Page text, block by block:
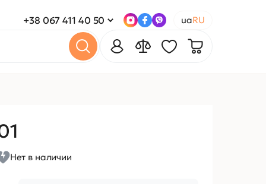
+38 067 411 40 50 uaRU
Нет в наличии